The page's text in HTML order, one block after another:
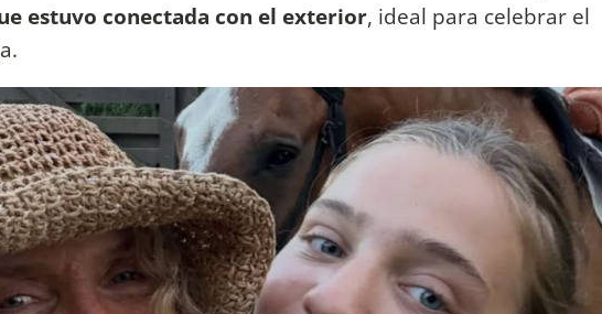
estuvo conectada con el exterior, ideal para celebrar el